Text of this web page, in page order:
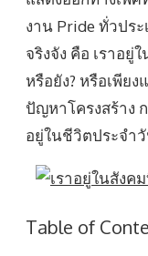
งาน Pride ทั่วปร
จริงจัง คือ เราอยู่
หรือยัง? หรือเพีย
ปัญหาโครงสร้าง
อยู่ในชีวิตประจำ
Table of